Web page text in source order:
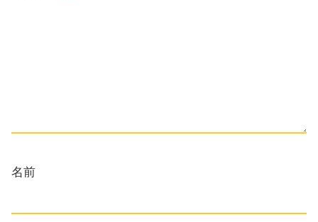
名前